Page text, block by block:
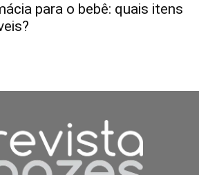
para o bebê: quais itens